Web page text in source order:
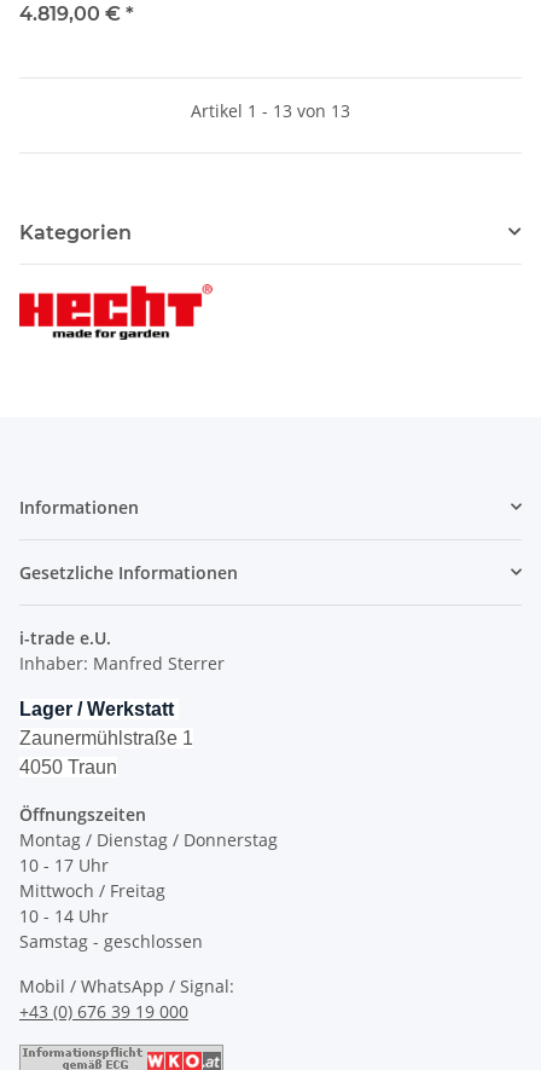
4.819,00 € *
Artikel 1 - 13 von 13
Kategorien
Informationen
Gesetzliche Informationen
i-trade e.U.
Inhaber: Manfred Sterrer
Lager / Werkstatt
Zaunermühlstraße 1
4050 Traun
Öffnungszeiten
Montag / Dienstag / Donnerstag
10 - 17 Uhr
Mittwoch / Freitag
10 - 14 Uhr
Samstag - geschlossen
Mobil / WhatsApp / Signal:
+43 (0) 676 39 19 000